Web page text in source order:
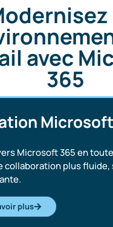
avec
365
Microsoft 365 en
collaboration plus
plus